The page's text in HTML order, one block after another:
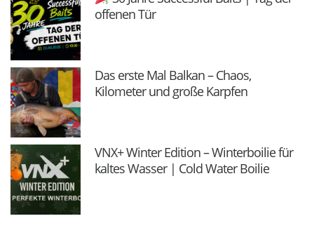
offenen Tür
Das erste Mal Balkan – Chaos,
Kilometer und große Karpfen
VNX+ Winter Edition – Winterboilie für
kaltes Wasser | Cold Water Boilie